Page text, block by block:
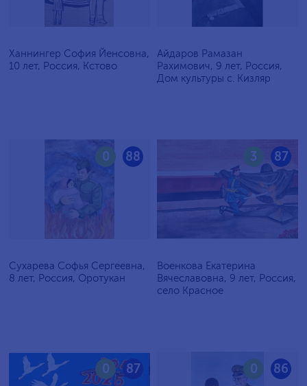
Ханнингер София Йенсовна,
10 лет, Россия, Кстово
Айдаров Рамазан
Рахимович, 9 лет, Россия,
Дом культуры с. Кизляр
88
0
Сухарева Софья Сергеевна,
8 лет, Россия, Оротукан
87
3
Военкова Екатерина
Вячеславовна, 9 лет, Россия,
село Красное
87
0 86
0